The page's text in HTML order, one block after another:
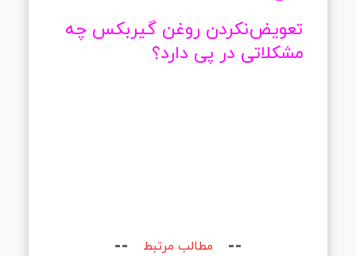
تعویض‌نکردن روغن گیربکس چه
مشکلاتی در پی دارد؟
مطالب مرتبط